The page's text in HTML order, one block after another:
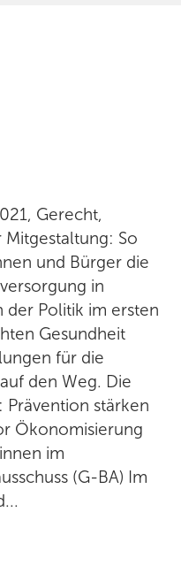
Gerecht,
So
und Bürger die
in
der Politik im ersten
Gesundheit
für die
den Weg. Die
stärken
Ökonomisierung
im
(G-BA) Im